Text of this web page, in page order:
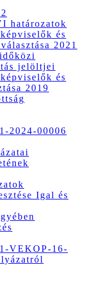
határozatok
és
2021
jelöltjei
és
2019
2024-00006
Igal és
VEKOP-16-